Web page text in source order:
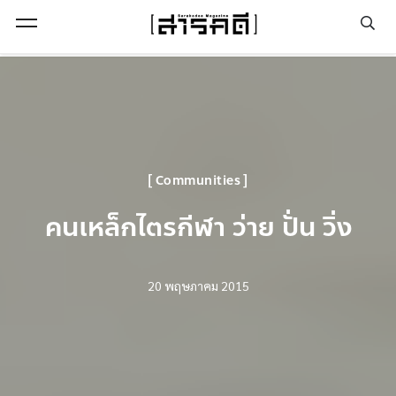
Communities
คนเหล็กไตรกีฬา ว่าย ปั่น วิ่ง
20 พฤษภาคม 2015